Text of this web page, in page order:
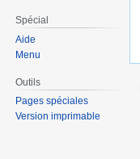
Spécial
Aide
Menu
Outils
Pages spéciales
Version imprimable